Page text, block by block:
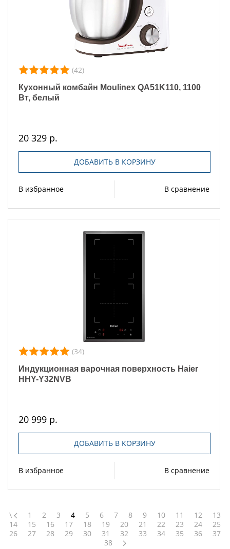
(42)
Кухонный комбайн Moulinex QA51K110, 1100
Вт, белый
20 329 р.
ДОБАВИТЬ В КОРЗИНУ
В избранное В сравнение
(34)
Индукционная варочная поверхность Haier
HHY-Y32NVB
20 999 р.
ДОБАВИТЬ В КОРЗИНУ
В избранное В сравнение
\ 1 2 3 4 5 6 7 8 9 10 11 12
13
14
15 16 17 18 19 20 21 22 23 24
25
26
27 28 29 30 31 32 33 34 35 36
37
38